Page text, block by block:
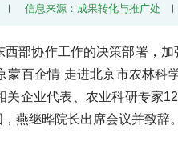
信息来源：成果转化与推广处
部协作工作的决策部署，
百企情 走进北京市农林科
企业代表、农业科研专家
燕继晔院长出席会议并致辞